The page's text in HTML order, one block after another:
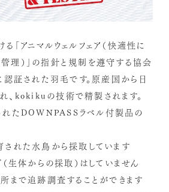
「アニマルウェルフェア（快適性に
理）」の指針と規制を遵守する協会
認証された羽毛です。原産国から日
、kokikuの技術で精製されます。
れたDOWNPASSラベル付製品の
された水鳥から採取しています
（生体からの採取）はしていません
所まで追跡調査することができます